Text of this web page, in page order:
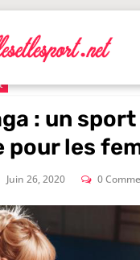
: un
pour les
Juin 26, 2020 0